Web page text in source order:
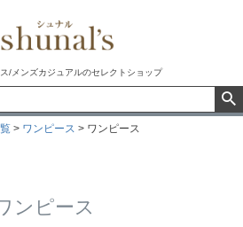
/メンズカジュアルのセレクトショップ
ワンピース ワンピース
ンピース